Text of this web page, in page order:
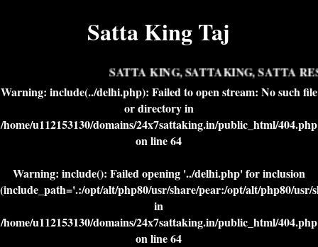
Satta King Taj
SATTA KING, SATTAKING, SATTA
Warning: include(../delhi.php): Failed to open stream: No such file
or directory in
/home/u112153130/domains/24x7sattaking.in/public_html/404.php
on line64
Warning: include(): Failed opening '../delhi.php' for inclusion
(include_path='.:/opt/alt/php80/usr/share/pear:/opt/alt/php80/
in
/home/u112153130/domains/24x7sattaking.in/public_html/404.php
on line64